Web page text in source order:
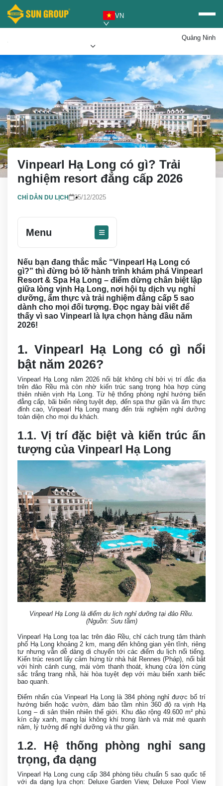
VN
Quảng Ninh
Mua vé Sun PhuQuoc
Airways
Ưu đãi Sun World
Vinpearl Hạ Long có gì? Trải
nghiệm resort đẳng cấp 2026
CHỈ DẪN DU LỊCH 25/12/2025
Menu
Nếu bạn đang thắc mắc “Vinpearl Hạ Long có
gì?” thì đừng bỏ lỡ hành trình khám phá Vinpearl
Resort & Spa Hạ Long – điểm dừng chân biệt lập
giữa lòng vịnh Hạ Long, nơi hội tụ dịch vụ nghỉ
dưỡng, ẩm thực và trải nghiệm đẳng cấp 5 sao
dành cho mọi đối tượng. Đọc ngay bài viết để
thấy vì sao Vinpearl là lựa chọn hàng đầu năm
2026!
1. Vinpearl Hạ Long có gì nổi
bật năm 2026?
Vinpearl Hạ Long năm 2026 nổi bật không chỉ bởi vị trí đắc địa
trên đảo Rều mà còn nhờ kiến trúc sang trọng hòa hợp cùng
thiên nhiên vịnh Hạ Long. Từ hệ thống phòng nghỉ hướng biển
đẳng cấp, bãi biển riêng tuyệt đẹp, đến spa thư giãn và ẩm thực
đỉnh cao, Vinpearl Hạ Long mang đến trải nghiệm nghỉ dưỡng
toàn diện cho mọi du khách.
1.1. Vị trí đặc biệt và kiến trúc ấn
tượng của Vinpearl Hạ Long
Vinpearl Hạ Long là điểm du lịch nghỉ dưỡng tại đảo Rều.
(Nguồn: Sưu tầm)
Vinpearl Hạ Long tọa lạc trên đảo Rều, chỉ cách trung tâm thành
phố Hạ Long khoảng 2 km, mang đến không gian yên tĩnh, riêng
tư nhưng vẫn dễ dàng di chuyển tới các điểm du lịch nổi tiếng.
Kiến trúc resort lấy cảm hứng từ nhà hát Rennes (Pháp), nổi bật
với hình cánh cung, mái vòm thanh thoát, khung cửa lớn cùng
sắc trắng trang nhã, hài hòa tuyệt đẹp với màu biển xanh biếc
bao quanh.
Điểm nhấn của Vinpearl Hạ Long là 384 phòng nghỉ được bố trí
hướng biển hoặc vườn, đảm bảo tầm nhìn 360 độ ra vịnh Hạ
Long – di sản thiên nhiên thế giới. Khu đảo rộng 49.600 m² phủ
kín cây xanh, mang lại không khí trong lành và mát mẻ quanh
năm, lý tưởng để nghỉ dưỡng và thư giãn.
1.2. Hệ thống phòng nghỉ sang
trọng, đa dạng
Vinpearl Hạ Long cung cấp 384 phòng tiêu chuẩn 5 sao quốc tế
với đa dạng lựa chọn: Deluxe Garden View, Deluxe Pool View